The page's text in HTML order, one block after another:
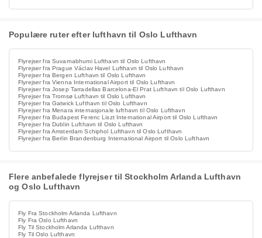
Populære ruter efter lufthavn til Oslo Lufthavn
Flyrejser fra Suvarnabhumi Lufthavn til Oslo Lufthavn
Flyrejser fra Prague Václav Havel Lufthavn til Oslo Lufthavn
Flyrejser fra Bergen Lufthavn til Oslo Lufthavn
Flyrejser fra Vienna International Airport til Oslo Lufthavn
Flyrejser fra Josep Tarradellas Barcelona-El Prat Lufthavn til Oslo Lufthavn
Flyrejser fra Tromsø Lufthavn til Oslo Lufthavn
Flyrejser fra Gatwick Lufthavn til Oslo Lufthavn
Flyrejser fra Menara internasjonale lufthavn til Oslo Lufthavn
Flyrejser fra Budapest Ferenc Liszt International Airport til Oslo Lufthavn
Flyrejser fra Dublin Lufthavn til Oslo Lufthavn
Flyrejser fra Amsterdam Schiphol Lufthavn til Oslo Lufthavn
Flyrejser fra Berlin Brandenburg International Airport til Oslo Lufthavn
Flere anbefalede flyrejser til Stockholm Arlanda Lufthavn
og Oslo Lufthavn
Fly Fra Stockholm Arlanda Lufthavn
Fly Fra Oslo Lufthavn
Fly Til Stockholm Arlanda Lufthavn
Fly Til Oslo Lufthavn